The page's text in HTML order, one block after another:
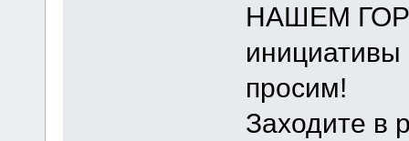
НАШЕМ
инициативы
просим!
Заходите в